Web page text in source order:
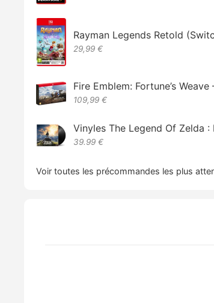
Rayman Legends Retold
29,99 €
Fire Emblem: Fortune’s
109,99 €
Vinyles The Legend Of Zelda
39.99 €
Voir toutes les précommandes les plus